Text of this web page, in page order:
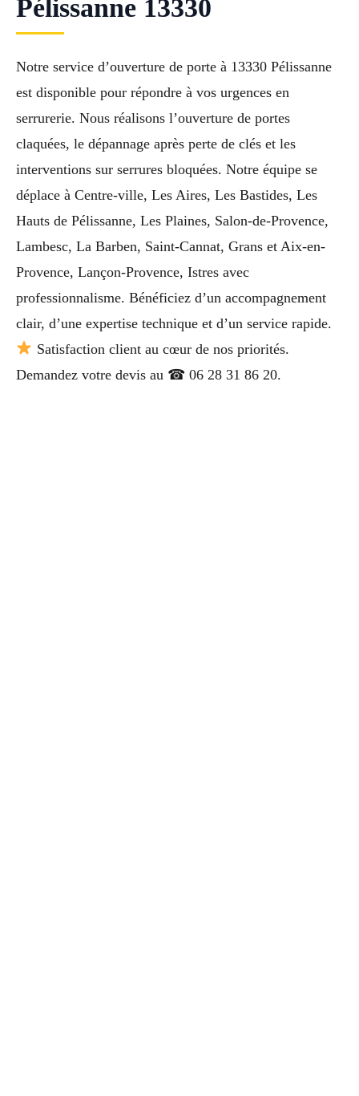
Pélissanne 13330
Notre service d’ouverture de porte à 13330 Pélissanne
est disponible pour répondre à vos urgences en
serrurerie. Nous réalisons l’ouverture de portes
claquées, le dépannage après perte de clés et les
interventions sur serrures bloquées. Notre équipe se
déplace à Centre-ville, Les Aires, Les Bastides, Les
Hauts de Pélissanne, Les Plaines, Salon-de-Provence,
Lambesc, La Barben, Saint-Cannat, Grans et Aix-en-
Provence, Lançon-Provence, Istres avec
professionnalisme. Bénéficiez d’un accompagnement
clair, d’une expertise technique et d’un service rapide.
Satisfaction client au cœur de nos priorités.
Demandez votre devis au ☎ 06 28 31 86 20.